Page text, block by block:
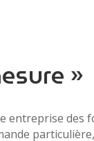
»
entreprise des
particulière,